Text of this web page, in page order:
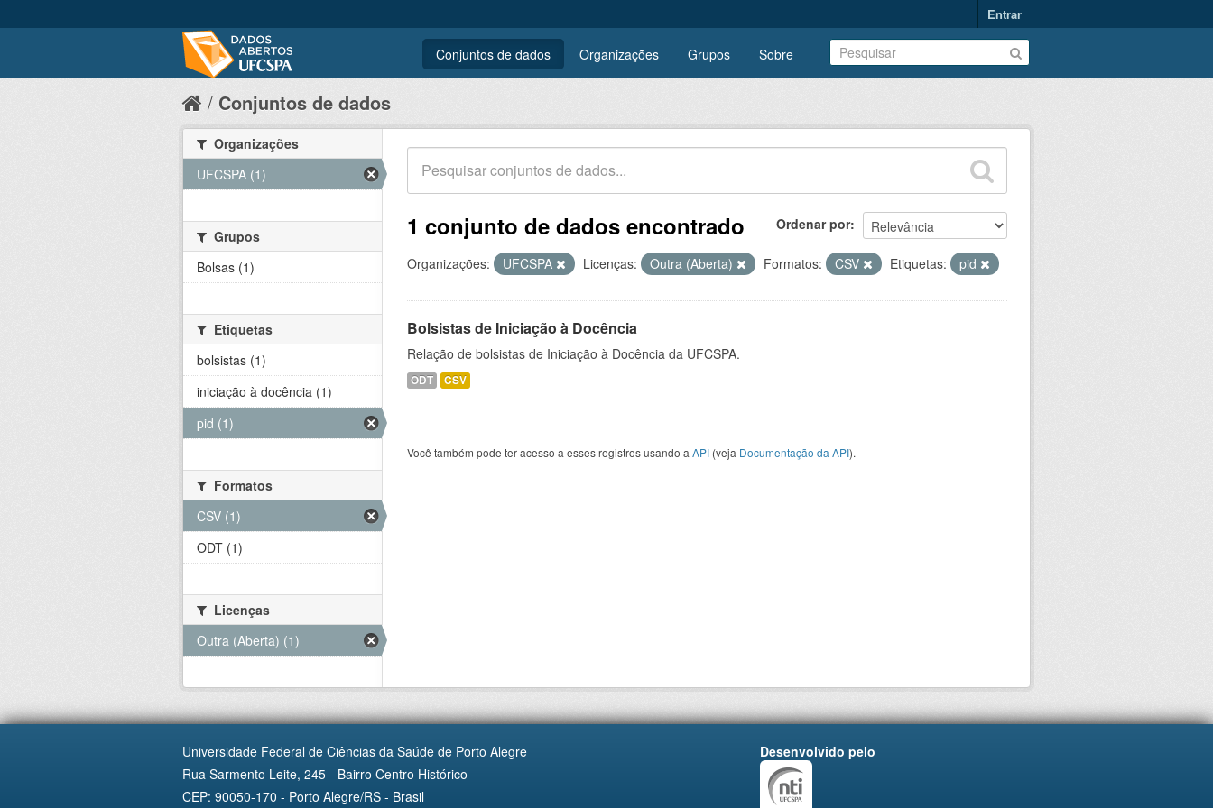
Entrar
Conjuntos de dados Organizações Grupos Sobre
Conjuntos de dados
Ordenar por
1 conjunto de dados encontrado
Organizações: UFCSPA Licenças: Outra (Aberta) Formatos: CSV Etiquetas: pid
Bolsistas de Iniciação à Docência
Relação de bolsistas de Iniciação à Docência da UFCSPA.
ODT CSV
Você também pode ter acesso a esses registros usando a API (veja Documentação da API).
Organizações
UFCSPA (1)
Grupos
Bolsas (1)
Etiquetas
bolsistas (1)
iniciação à docência (1)
pid (1)
Formatos
CSV (1)
ODT (1)
Licenças
Outra (Aberta) (1)
Universidade Federal de Ciências da Saúde de Porto Alegre
Rua Sarmento Leite, 245 - Bairro Centro Histórico
CEP: 90050-170 - Porto Alegre/RS - Brasil
Desenvolvido pelo